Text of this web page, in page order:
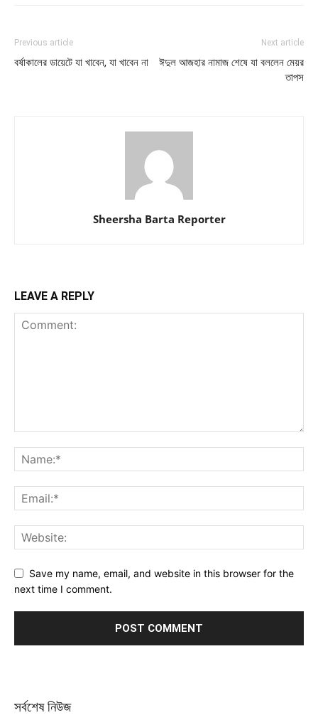
Previous article
বর্ষাকালের ডায়েটে যা খাবেন, যা খাবেন না
Next article
ঈদুল আজহার নামাজ শেষে যা বললেন মেয়র
তাপস
Sheersha Barta Reporter
LEAVE A REPLY
Save my name, email, and website in this browser for the
next time I comment.
সর্বশেষ নিউজ